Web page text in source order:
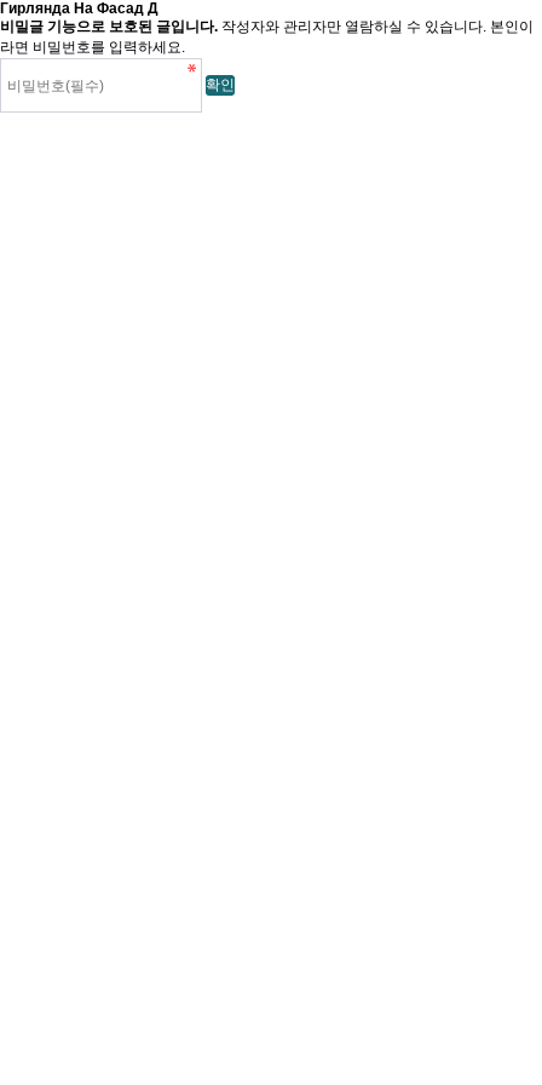
Гирлянда На Фасад Д
비밀글 기능으로 보호된 글입니다. 작성자와 관리자만 열람하실 수 있습니다. 본인이
라면 비밀번호를 입력하세요.